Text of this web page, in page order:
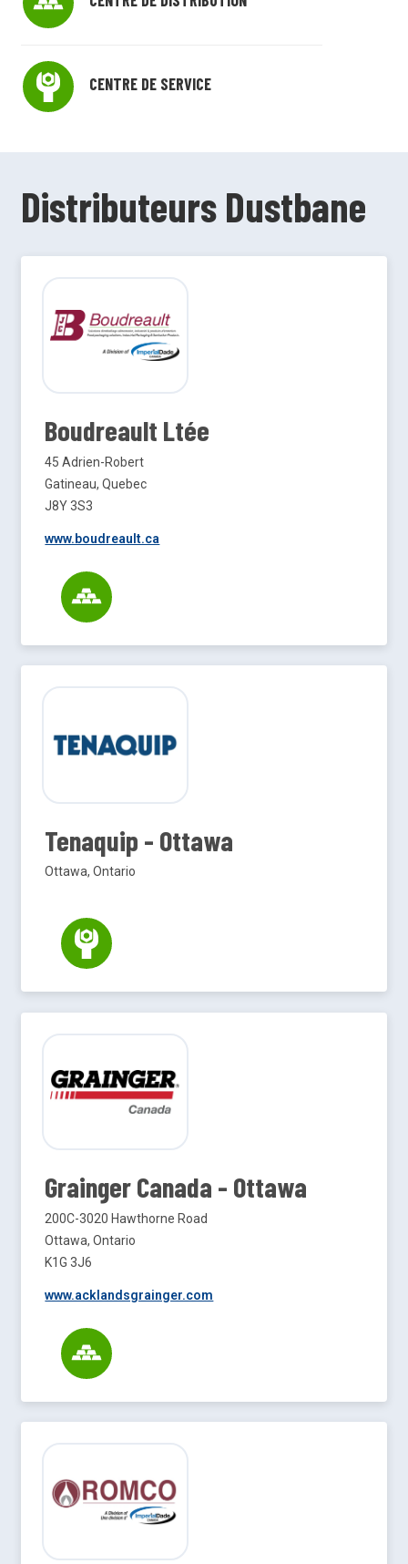
CENTRE DE SERVICE
Distributeurs Dustbane
Boudreault Ltée
45 Adrien-Robert
Gatineau, Quebec
J8Y 3S3
www.boudreault.ca
Tenaquip - Ottawa
Ottawa, Ontario
Grainger Canada - Ottawa
200C-3020 Hawthorne Road
Ottawa, Ontario
K1G 3J6
www.acklandsgrainger.com